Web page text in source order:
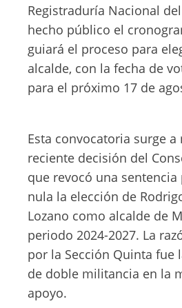
Registraduría Nacional
hecho público el
guiará el proceso para
alcalde, con la fecha de
para el próximo 17 de
Esta convocatoria surge a
reciente decisión del
que revocó una
nula la elección de
Lozano como alcalde de
periodo 2024-2027. La
por la Sección Quinta fue
de doble militancia en la
apoyo.